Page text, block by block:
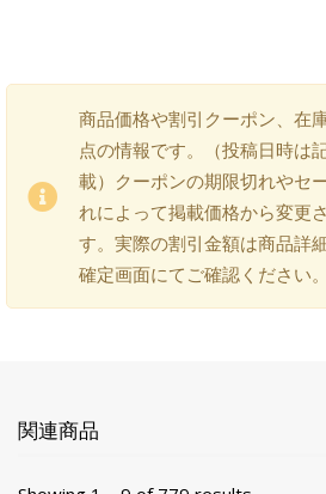
商品価格や割引クーポン、在
点の情報です。（投稿日時は
載）クーポンの期限切れやセ
れによって掲載価格から変更
す。実際の割引金額は商品詳
確定画面にてご確認ください。
関連商品